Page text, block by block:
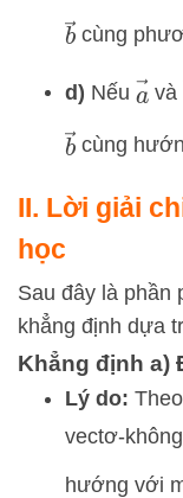
b →
cùng
d) Nếu a →
và
b →
cùng
II. Lời giải
học
Sau đây là phần
khẳng định dựa
Khẳng định a)
Lý do:
vectơ-
hướng với